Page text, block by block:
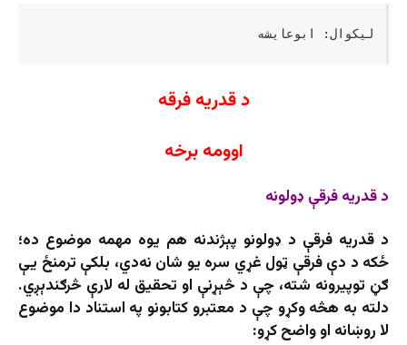
لیکوال: ابوعایشه
د قدریه فرقه
اوومه برخه
د قدریه فرقې ډولونه
د قدریه فرقې د ډولونو پېژندنه هم یوه مهمه موضوع ده؛
ځکه د دې فرقې ټول غړي سره یو شان نه‌دي، بلکې ترمنځ یې
ګڼ توپیرونه شته، چې د څېړنې او تحقیق له لارې څرګندېږي.
دلته به هڅه وکړو چې د معتبرو کتابونو په استناد دا موضوع
لا روښانه او واضح کړو: